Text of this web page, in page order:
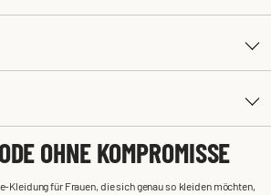
OHNE KOMPROMISSE
Kleidung für Frauen, die sich genau so kleiden möchten,